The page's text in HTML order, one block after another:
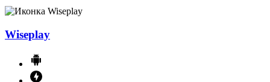
Wiseplay